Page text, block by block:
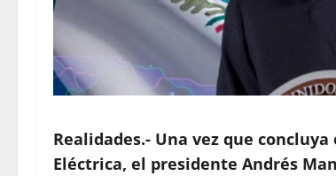
Realidades.- Una vez que
Eléctrica, el presidente Andrés